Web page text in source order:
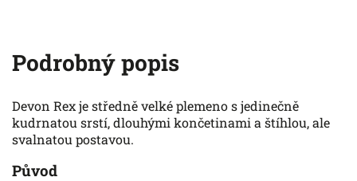
Podrobný popis
Devon Rex je středně velké plemeno s jedinečně
kudrnatou srstí, dlouhými končetinami a štíhlou, ale
svalnatou postavou.
Původ